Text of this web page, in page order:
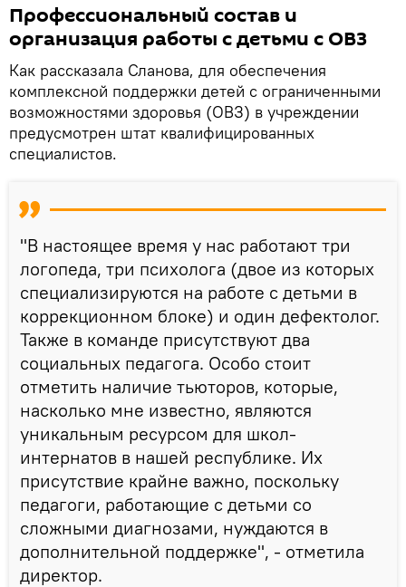
Профессиональный состав и
организация работы с детьми с ОВЗ
Как рассказала Сланова, для обеспечения
комплексной поддержки детей с ограниченными
возможностями здоровья (ОВЗ) в учреждении
предусмотрен штат квалифицированных
специалистов.
"В настоящее время у нас работают три
логопеда, три психолога (двое из которых
специализируются на работе с детьми в
коррекционном блоке) и один дефектолог.
Также в команде присутствуют два
социальных педагога. Особо стоит
отметить наличие тьюторов, которые,
насколько мне известно, являются
уникальным ресурсом для школ-
интернатов в нашей республике. Их
присутствие крайне важно, поскольку
педагоги, работающие с детьми со
сложными диагнозами, нуждаются в
дополнительной поддержке", - отметила
директор.